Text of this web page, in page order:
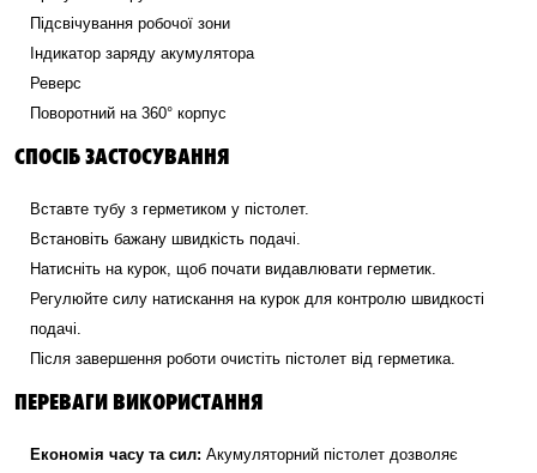
Підсвічування робочої зони
Індикатор заряду акумулятора
Реверс
Поворотний на 360° корпус
СПОСІБ ЗАСТОСУВАННЯ
Вставте тубу з герметиком у пістолет.
Встановіть бажану швидкість подачі.
Натисніть на курок, щоб почати видавлювати герметик.
Регулюйте силу натискання на курок для контролю швидкості
подачі.
Після завершення роботи очистіть пістолет від герметика.
ПЕРЕВАГИ ВИКОРИСТАННЯ
Економія часу та сил: Акумуляторний пістолет дозволяє